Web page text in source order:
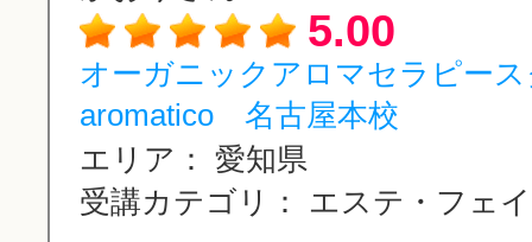
5.00
オーガニックアロマセラピー
aromatico 名古屋本校
エリア： 愛知県
受講カテゴリ：
エステ・フェ